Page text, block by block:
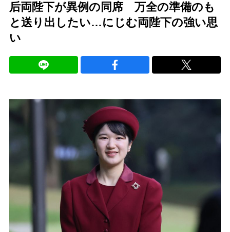
后両陛下が異例の同席 万全の準備のも
と送り出したい…にじむ両陛下の強い思
い